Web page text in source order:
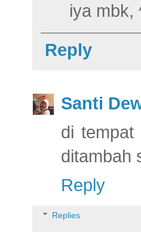
iya mbk,
Reply
Santi
di tempat
ditambah
Reply
Replies